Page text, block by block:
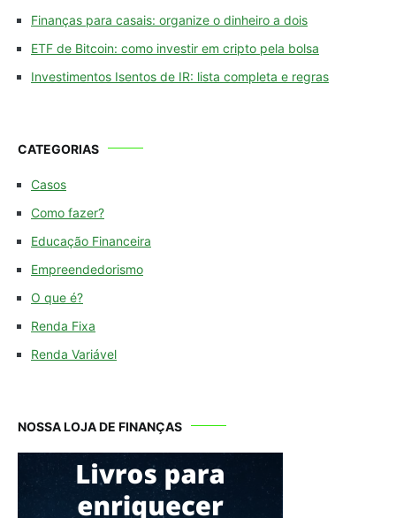
Finanças para casais: organize o dinheiro a dois
ETF de Bitcoin: como investir em cripto pela bolsa
Investimentos Isentos de IR: lista completa e regras
CATEGORIAS
Casos
Como fazer?
Educação Financeira
Empreendedorismo
O que é?
Renda Fixa
Renda Variável
NOSSA LOJA DE FINANÇAS